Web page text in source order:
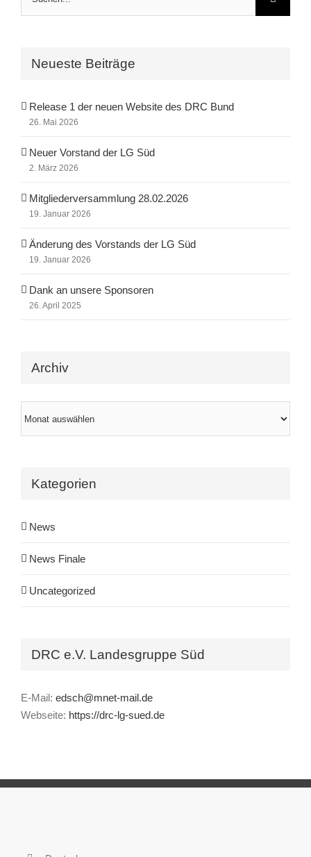
Neueste Beiträge
Release 1 der neuen Website des DRC Bund
26. Mai 2026
Neuer Vorstand der LG Süd
2. März 2026
Mitgliederversammlung 28.02.2026
19. Januar 2026
Änderung des Vorstands der LG Süd
19. Januar 2026
Dank an unsere Sponsoren
26. April 2025
Archiv
Kategorien
News
News Finale
Uncategorized
DRC e.V. Landesgruppe Süd
E-Mail: edsch@mnet-mail.de
Webseite: https://drc-lg-sued.de